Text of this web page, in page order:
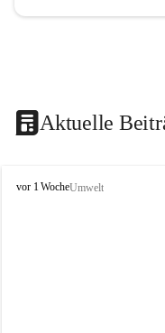
Aktuelle
V
vor 1 WocheUmwelt